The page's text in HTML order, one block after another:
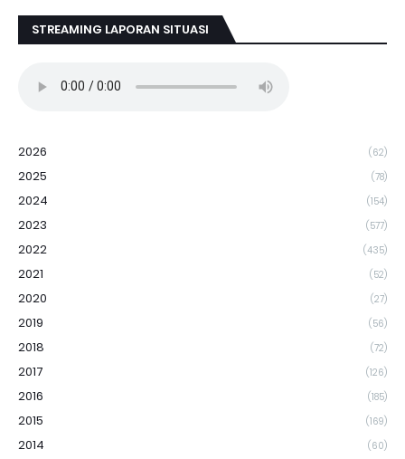
STREAMING LAPORAN SITUASI
2026 (62)
2025 (78)
2024 (154)
2023 (577)
2022 (435)
2021 (52)
2020 (27)
2019 (56)
2018 (72)
2017 (126)
2016 (185)
2015 (169)
2014 (60)